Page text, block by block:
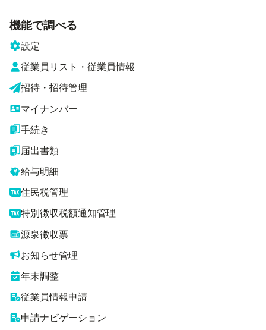
機能で調べる
設定
従業員リスト・従業員情報
招待・招待管理
マイナンバー
手続き
届出書類
給与明細
住民税管理
特別徴収税額通知管理
源泉徴収票
お知らせ管理
年末調整
従業員情報申請
申請ナビゲーション